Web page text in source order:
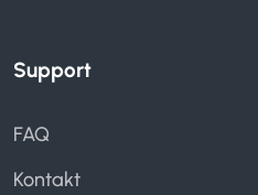
Support
FAQ
Kontakt